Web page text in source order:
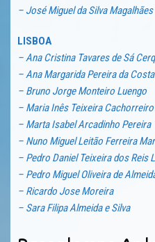
– José Miguel da Silva Magalhães
LISBOA
– Ana Cristina Tavares de Sá
– Ana Margarida Pereira da Costa
– Bruno Jorge Monteiro Luengo
– Maria Inês Teixeira Cachorreiro
– Marta Isabel Arcadinho Pereira
– Nuno Miguel Leitão Ferreira
– Pedro Daniel Teixeira dos Reis
– Pedro Miguel Oliveira de
– Ricardo Jose Moreira
– Sara Filipa Almeida e Silva